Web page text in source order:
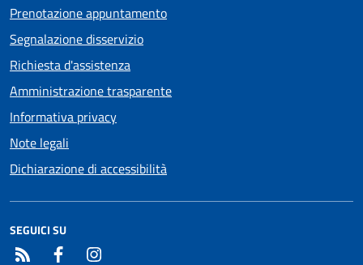
Prenotazione appuntamento
Segnalazione disservizio
Richiesta d'assistenza
Amministrazione trasparente
Informativa privacy
Note legali
Dichiarazione di accessibilità
SEGUICI SU
RSS Facebook